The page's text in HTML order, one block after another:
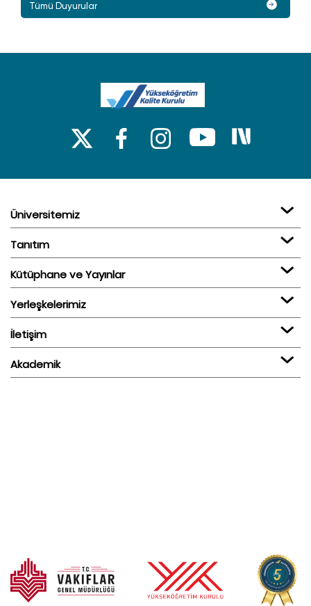
Tümü Duyurular
Üniversitemiz
Tanıtım
Kütüphane ve Yayınlar
Yerleşkelerimiz
İletişim
Akademik